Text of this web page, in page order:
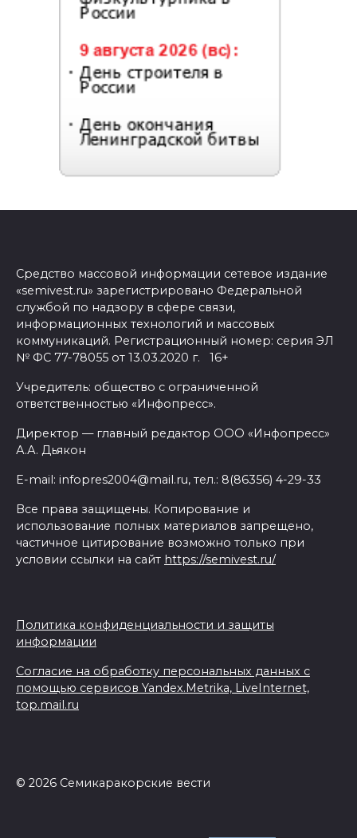
Средство массовой информации сетевое издание
«semivest.ru» зарегистрировано Федеральной
службой по надзору в сфере связи,
информационных технологий и массовых
коммуникаций. Регистрационный номер: серия ЭЛ
№ ФС 77-78055 от 13.03.2020 г. 16+
Учредитель: общество с ограниченной
ответственностью «Инфопресс».
Директор — главный редактор ООО «Инфопресс»
А.А. Дьякон
E-mail: infopres2004@mail.ru, тел.: 8(86356) 4-29-33
Все права защищены. Копирование и
использование полных материалов запрещено,
частичное цитирование возможно только при
условии ссылки на сайт https://semivest.ru/
Политика конфиденциальности и защиты
информации
Согласие на обработку персональных данных с
помощью сервисов Yandex.Metrika, LiveInternet,
top.mail.ru
© 2026 Семикаракорские вести